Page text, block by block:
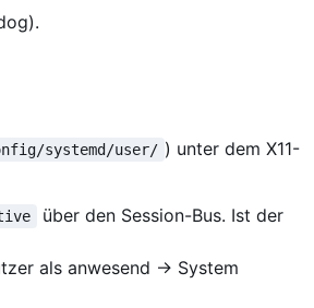
systemd/user/ ) unter dem X11-
über den Session-Bus. Ist der
als anwesend → System